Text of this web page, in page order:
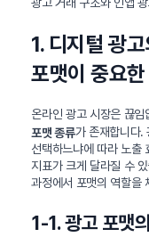
1. 디지털 광
포맷이 중요
온라인 광고 시장은 끊
포맷 종류가 존재합니다.
선택하느냐에 따라 노출
지표가 크게 달라질 수
과정에서 포맷의 역할을
1-1. 광고 포맷